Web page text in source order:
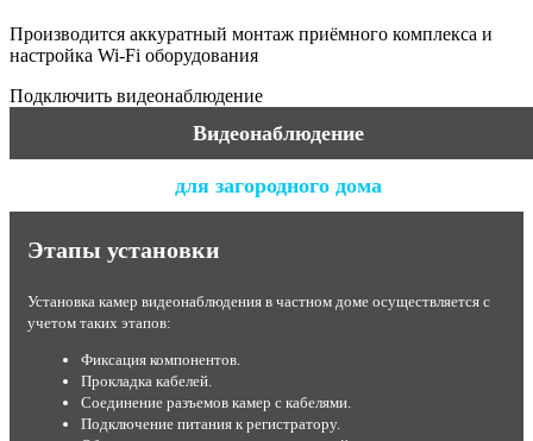
Производится аккуратный монтаж приёмного комплекса и
настройка Wi-Fi оборудования
Подключить видеонаблюдение
Видеонаблюдение
для загородного дома
Этапы установки
Установка камер видеонаблюдения в частном доме осуществляется с
учетом таких этапов:
Фиксация компонентов.
Прокладка кабелей.
Соединение разъемов камер с кабелями.
Подключение питания к регистратору.